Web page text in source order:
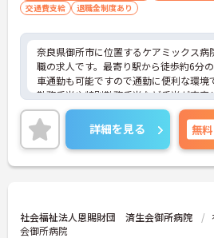
交通費支給
退職金制度あり
奈良県御所市に位置するケアミックス病
職の求人です。最寄り駅から徒歩約6分の
車通勤も可能ですので通勤に便利な環
勤務手当や特別勤務手当など手当が充実
か、医療費補助・昼食補助・シッター制
生も充実しており安心です。
ご興味のある方には、面接対策ポイント
に詳細をご案内しますのでお気軽にご相
い！
詳細を見る 無料
社会福祉法人恩賜財団 済生会御所病院
会御所病院